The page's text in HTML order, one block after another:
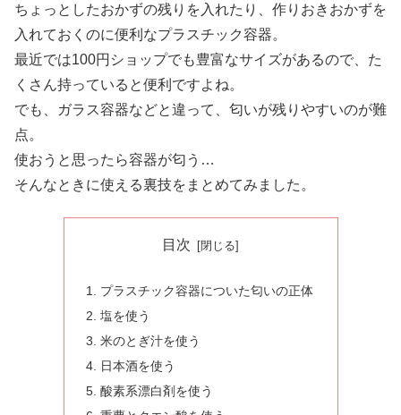
ちょっとしたおかずの残りを入れたり、作りおきおかずを
入れておくのに便利なプラスチック容器。
最近では100円ショップでも豊富なサイズがあるので、た
くさん持っていると便利ですよね。
でも、ガラス容器などと違って、匂いが残りやすいのが難
点。
使おうと思ったら容器が匂う…
そんなときに使える裏技をまとめてみました。
目次
プラスチック容器についた匂いの正体
塩を使う
米のとぎ汁を使う
日本酒を使う
酸素系漂白剤を使う